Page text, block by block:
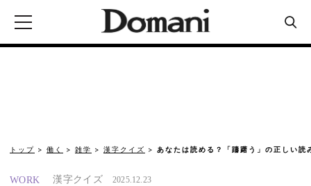
トップ 働く 雑学 漢字クイズ あなたは読める？「躊躇う」の正しい
WORK 漢字クイズ 2025.12.23